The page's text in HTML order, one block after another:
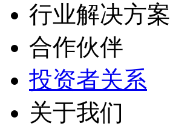
行业解决方案
合作伙伴
投资者关系
关于我们